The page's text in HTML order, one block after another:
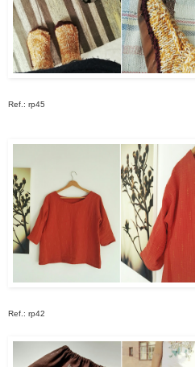
Ref.: rp45
Ref.: rp42